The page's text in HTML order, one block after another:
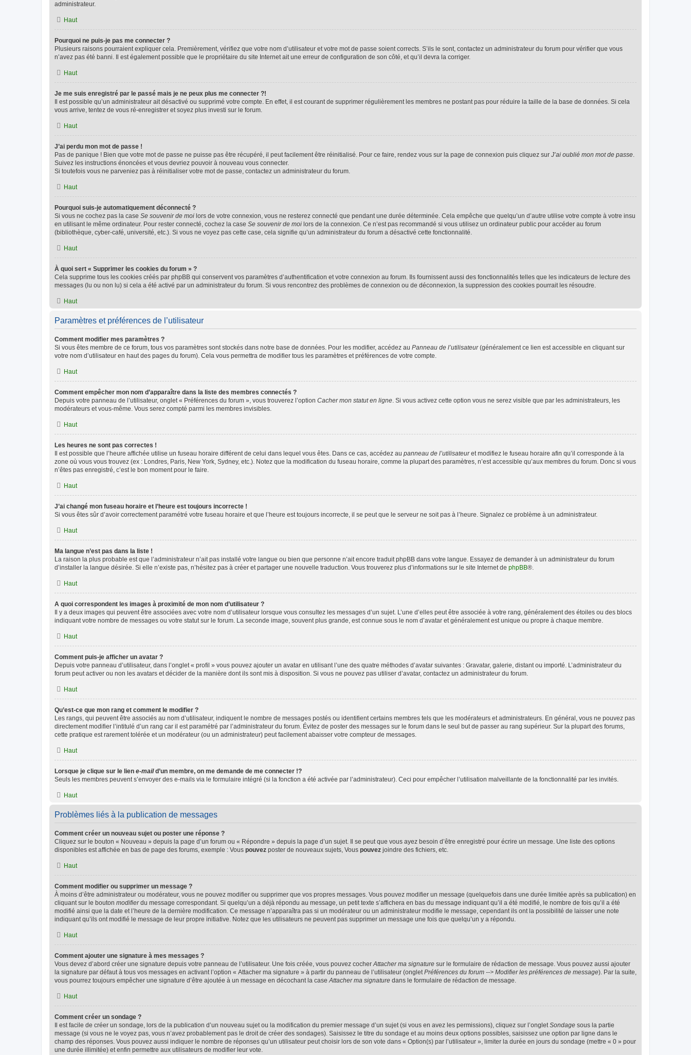
administrateur.
Haut
Pourquoi ne puis-je pas me connecter ?
Plusieurs raisons pourraient expliquer cela. Premièrement, vérifiez que votre nom d’utilisateur et votre mot de passe soient corrects. S’ils le sont, contactez un administrateur du forum pour vérifier que vous
n’avez pas été banni. Il est également possible que le propriétaire du site Internet ait une erreur de configuration de son côté, et qu’il devra la corriger.
Haut
Je me suis enregistré par le passé mais je ne peux plus me connecter ?!
Il est possible qu’un administrateur ait désactivé ou supprimé votre compte. En effet, il est courant de supprimer régulièrement les membres ne postant pas pour réduire la taille de la base de données. Si cela
vous arrive, tentez de vous ré-enregistrer et soyez plus investi sur le forum.
Haut
J’ai perdu mon mot de passe !
Pas de panique ! Bien que votre mot de passe ne puisse pas être récupéré, il peut facilement être réinitialisé. Pour ce faire, rendez vous sur la page de connexion puis cliquez sur J’ai oublié mon mot de passe.
Suivez les instructions énoncées et vous devriez pouvoir à nouveau vous connecter.
Si toutefois vous ne parveniez pas à réinitialiser votre mot de passe, contactez un administrateur du forum.
Haut
Pourquoi suis-je automatiquement déconnecté ?
Si vous ne cochez pas la case Se souvenir de moi lors de votre connexion, vous ne resterez connecté que pendant une durée déterminée. Cela empêche que quelqu’un d’autre utilise votre compte à votre insu
en utilisant le même ordinateur. Pour rester connecté, cochez la case Se souvenir de moi lors de la connexion. Ce n’est pas recommandé si vous utilisez un ordinateur public pour accéder au forum
(bibliothèque, cyber-café, université, etc.). Si vous ne voyez pas cette case, cela signifie qu’un administrateur du forum a désactivé cette fonctionnalité.
Haut
À quoi sert « Supprimer les cookies du forum » ?
Cela supprime tous les cookies créés par phpBB qui conservent vos paramètres d’authentification et votre connexion au forum. Ils fournissent aussi des fonctionnalités telles que les indicateurs de lecture des
messages (lu ou non lu) si cela a été activé par un administrateur du forum. Si vous rencontrez des problèmes de connexion ou de déconnexion, la suppression des cookies pourrait les résoudre.
Haut
Paramètres et préférences de l’utilisateur
Comment modifier mes paramètres ?
Si vous êtes membre de ce forum, tous vos paramètres sont stockés dans notre base de données. Pour les modifier, accédez au Panneau de l’utilisateur(généralement ce lien est accessible en cliquant sur
votre nom d’utilisateur en haut des pages du forum). Cela vous permettra de modifier tous les paramètres et préférences de votre compte.
Haut
Comment empêcher mon nom d’apparaître dans la liste des membres connectés ?
Depuis votre panneau de l’utilisateur, onglet « Préférences du forum », vous trouverez l’option Cacher mon statut en ligne. Si vous activez cette option vous ne serez visible que par les administrateurs, les
modérateurs et vous-même. Vous serez compté parmi les membres invisibles.
Haut
Les heures ne sont pas correctes !
Il est possible que l’heure affichée utilise un fuseau horaire différent de celui dans lequel vous êtes. Dans ce cas, accédez au panneau de l’utilisateuret modifiez le fuseau horaire afin qu’il corresponde à la
zone où vous vous trouvez (ex : Londres, Paris, New York, Sydney, etc.). Notez que la modification du fuseau horaire, comme la plupart des paramètres, n’est accessible qu’aux membres du forum. Donc si vous
n’êtes pas enregistré, c’est le bon moment pour le faire.
Haut
J’ai changé mon fuseau horaire et l’heure est toujours incorrecte !
Si vous êtes sûr d’avoir correctement paramétré votre fuseau horaire et que l’heure est toujours incorrecte, il se peut que le serveur ne soit pas à l’heure. Signalez ce problème à un administrateur.
Haut
Ma langue n’est pas dans la liste !
La raison la plus probable est que l’administrateur n’ait pas installé votre langue ou bien que personne n’ait encore traduit phpBB dans votre langue. Essayez de demander à un administrateur du forum
d’installer la langue désirée. Si elle n’existe pas, n’hésitez pas à créer et partager une nouvelle traduction. Vous trouverez plus d’informations sur le site Internet de phpBB®.
Haut
A quoi correspondent les images à proximité de mon nom d’utilisateur ?
Il y a deux images qui peuvent être associées avec votre nom d’utilisateur lorsque vous consultez les messages d’un sujet. L’une d’elles peut être associée à votre rang, généralement des étoiles ou des blocs
indiquant votre nombre de messages ou votre statut sur le forum. La seconde image, souvent plus grande, est connue sous le nom d’avatar et généralement est unique ou propre à chaque membre.
Haut
Comment puis-je afficher un avatar ?
Depuis votre panneau d’utilisateur, dans l’onglet « profil » vous pouvez ajouter un avatar en utilisant l’une des quatre méthodes d’avatar suivantes : Gravatar, galerie, distant ou importé. L’administrateur du
forum peut activer ou non les avatars et décider de la manière dont ils sont mis à disposition. Si vous ne pouvez pas utiliser d’avatar, contactez un administrateur du forum.
Haut
Qu’est-ce que mon rang et comment le modifier ?
Les rangs, qui peuvent être associés au nom d’utilisateur, indiquent le nombre de messages postés ou identifient certains membres tels que les modérateurs et administrateurs. En général, vous ne pouvez pas
directement modifier l’intitulé d’un rang car il est paramétré par l’administrateur du forum. Évitez de poster des messages sur le forum dans le seul but de passer au rang supérieur. Sur la plupart des forums,
cette pratique est rarement tolérée et un modérateur (ou un administrateur) peut facilement abaisser votre compteur de messages.
Haut
Lorsque je clique sur le lien e-maild’un membre, on me demande de me connecter !?
Seuls les membres peuvent s’envoyer des e-mails via le formulaire intégré (si la fonction a été activée par l’administrateur). Ceci pour empêcher l’utilisation malveillante de la fonctionnalité par les invités.
Haut
Problèmes liés à la publication de messages
Comment créer un nouveau sujet ou poster une réponse ?
Cliquez sur le bouton « Nouveau » depuis la page d’un forum ou « Répondre » depuis la page d’un sujet. Il se peut que vous ayez besoin d’être enregistré pour écrire un message. Une liste des options
disponibles est affichée en bas de page des forums, exemple : Vous pouvez poster de nouveaux sujets, Vous pouvez joindre des fichiers, etc.
Haut
Comment modifier ou supprimer un message ?
À moins d’être administrateur ou modérateur, vous ne pouvez modifier ou supprimer que vos propres messages. Vous pouvez modifier un message (quelquefois dans une durée limitée après sa publication) en
cliquant sur le bouton modifierdu message correspondant. Si quelqu’un a déjà répondu au message, un petit texte s’affichera en bas du message indiquant qu’il a été modifié, le nombre de fois qu’il a été
modifié ainsi que la date et l’heure de la dernière modification. Ce message n’apparaîtra pas si un modérateur ou un administrateur modifie le message, cependant ils ont la possibilité de laisser une note
indiquant qu’ils ont modifié le message de leur propre initiative. Notez que les utilisateurs ne peuvent pas supprimer un message une fois que quelqu’un y a répondu.
Haut
Comment ajouter une signature à mes messages ?
Vous devez d’abord créer une signature depuis votre panneau de l’utilisateur. Une fois créée, vous pouvez cocherAttacher ma signature sur le formulaire de rédaction de message. Vous pouvez aussi ajouter
la signature par défaut à tous vos messages en activant l’option « Attacher ma signature » à partir du panneau de l’utilisateur (ongletPréférences du forum --> Modifier les préférences de message). Par la suite,
vous pourrez toujours empêcher une signature d’être ajoutée à un message en décochant la caseAttacher ma signature dans le formulaire de rédaction de message.
Haut
Comment créer un sondage ?
Il est facile de créer un sondage, lors de la publication d’un nouveau sujet ou la modification du premier message d’un sujet (si vous en avez les permissions), cliquez sur l’ongletSondage sous la partie
message (si vous ne le voyez pas, vous n’avez probablement pas le droit de créer des sondages). Saisissez le titre du sondage et au moins deux options possibles, saisissez une option par ligne dans le
champ des réponses. Vous pouvez aussi indiquer le nombre de réponses qu’un utilisateur peut choisir lors de son vote dans « Option(s) par l’utilisateur », limiter la durée en jours du sondage (mettre « 0 » pour
une durée illimitée) et enfin permettre aux utilisateurs de modifier leur vote.